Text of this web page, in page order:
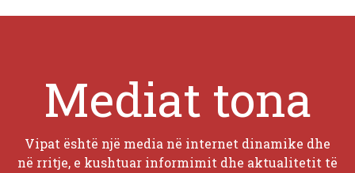
Mediat tona
Vipat është një media në internet dinamike dhe
në rritje, e kushtuar informimit dhe aktualitetit të